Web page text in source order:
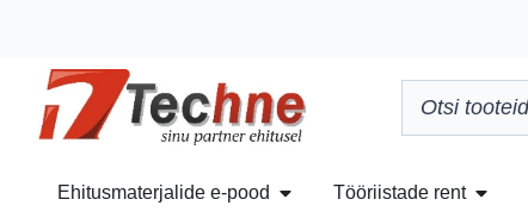
Ehitusmaterjalide e-pood Tööriistade rent